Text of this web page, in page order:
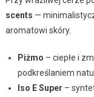
scents —
aromatowi skóry.
Piżmo – ciepłe i
podkreślaniem
Iso E Super –